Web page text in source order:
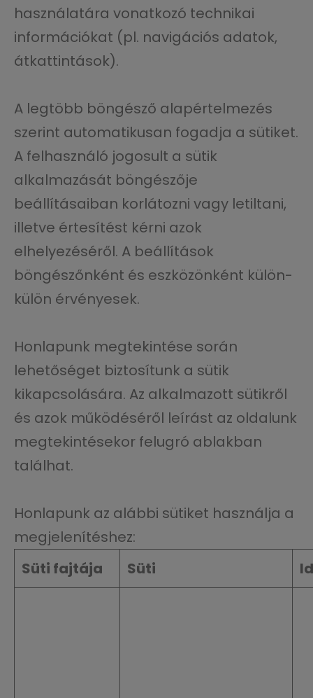
használatára vonatkozó technikai
információkat (pl. navigációs adatok,
átkattintások).
A legtöbb böngésző alapértelmezés
szerint automatikusan fogadja a sütiket.
A felhasználó jogosult a sütik
alkalmazását böngészője
beállításaiban korlátozni vagy letiltani,
illetve értesítést kérni azok
elhelyezéséről. A beállítások
böngészőnként és eszközönként külön-
külön érvényesek.
Honlapunk megtekintése során
lehetőséget biztosítunk a sütik
kikapcsolására. Az alkalmazott sütikről
és azok működéséről leírást az oldalunk
megtekintésekor felugró ablakban
találhat.
Honlapunk az alábbi sütiket használja a
megjelenítéshez:
Süti fajtája
Süti